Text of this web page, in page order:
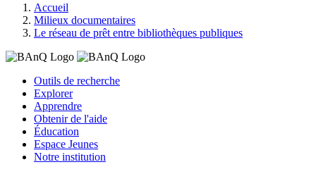
Accueil
Milieux documentaires
Le réseau de prêt entre bibliothèques publiques
Outils de recherche
Explorer
Apprendre
Obtenir de l'aide
Éducation
Espace Jeunes
Notre institution